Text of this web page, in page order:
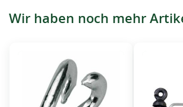
Wir haben noch mehr